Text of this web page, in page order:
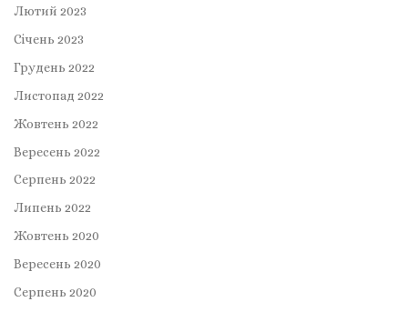
Лютий 2023
Січень 2023
Грудень 2022
Листопад 2022
Жовтень 2022
Вересень 2022
Серпень 2022
Липень 2022
Жовтень 2020
Вересень 2020
Серпень 2020